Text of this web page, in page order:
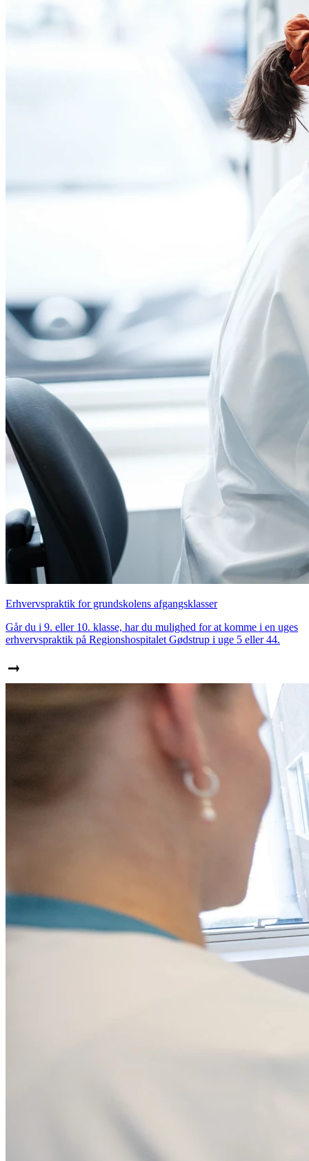
Erhvervspraktik for grundskolens afgangsklasser
Går du i 9. eller 10. klasse, har du mulighed for at komme i en uges
erhvervspraktik på Regionshospitalet Gødstrup i uge 5 eller 44.